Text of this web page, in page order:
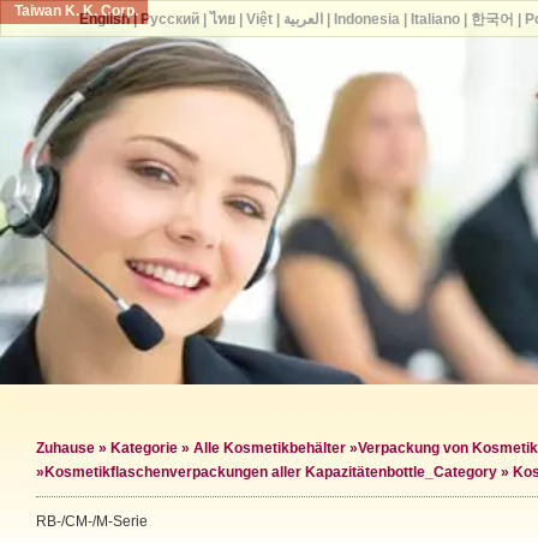
Taiwan K. K. Corp.
Zuhause » Kategorie » Alle Kosmetikbehälter »Verpackung von
» Kosmetikflaschenverpackungen aller Kapazitätenbottle_Category »
RB-/CM-/M-Serie
English| Русский| ไทย| Việt| العربية Indonesia| Italiano| 한국어